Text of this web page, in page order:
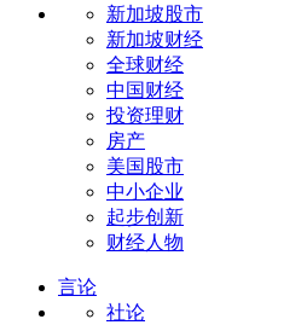
新加坡股市
新加坡财经
全球财经
中国财经
投资理财
房产
美国股市
中小企业
起步创新
财经人物
言论
社论